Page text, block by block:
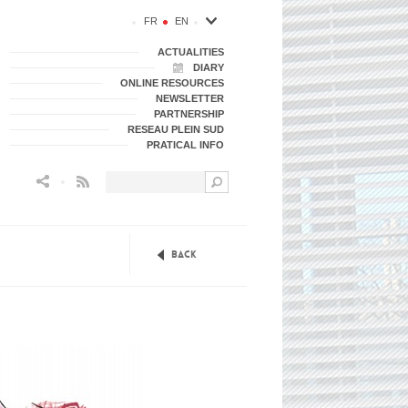
FR EN
ACTUALITIES
DIARY
ONLINE RESOURCES
NEWSLETTER
PARTNERSHIP
RESEAU PLEIN SUD
PRATICAL INFO
Back